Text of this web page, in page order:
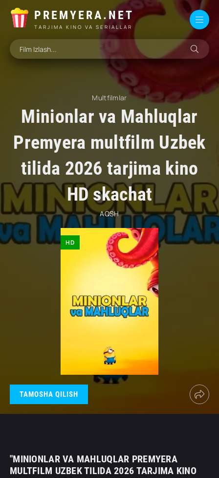
PREMYERA.NET
TARJIMA KINO VA SERIALLAR
Multfilmlar
Minionlar va Mahluqlar
Premyera multfilm Uzbek
tilida 2026 tarjima kino
HD skachat
AQSH
HD
TAMOSHA QILISH
"MINIONLAR VA MAHLUQLAR PREMYERA
MULTFILM UZBEK TILIDA 2026 TARJIMA KINO